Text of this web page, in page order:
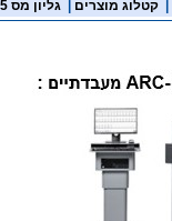
קטלוג מוצרים גליון מס 95